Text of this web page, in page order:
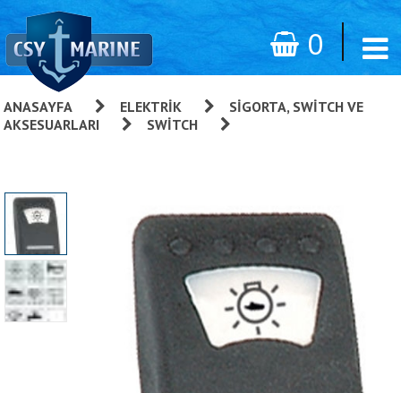
0
ANASAYFA ELEKTRIK
SIGORTA, SWITCH VE
AKSESUARLARI
SWITCH